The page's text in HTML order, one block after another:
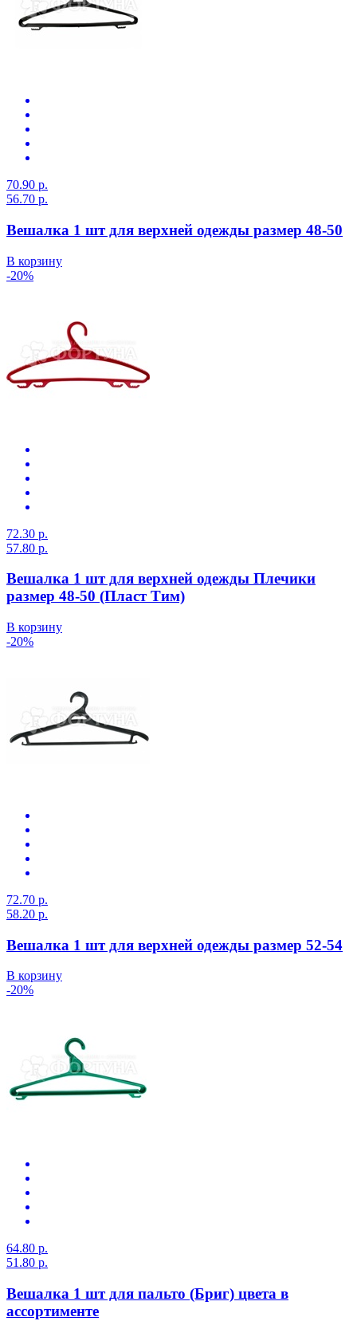
70.90 р.
56.70 р.
Вешалка 1 шт для верхней одежды размер 48-50
В корзину
-20%
72.30 р.
57.80 р.
Вешалка 1 шт для верхней одежды Плечики
размер 48-50 (Пласт Тим)
В корзину
-20%
72.70 р.
58.20 р.
Вешалка 1 шт для верхней одежды размер 52-54
В корзину
-20%
64.80 р.
51.80 р.
Вешалка 1 шт для пальто (Бриг) цвета в
ассортименте